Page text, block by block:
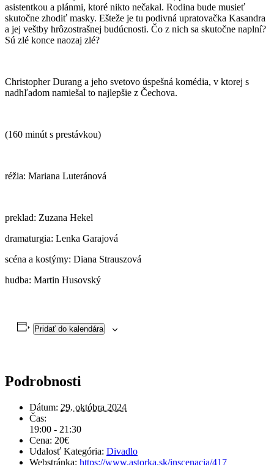
asistentkou a plánmi, ktoré nikto nečakal. Rodina bude musieť
skutočne zhodiť masky. Ešteže je tu podivná upratovačka Kasandra
a jej veštby hrôzostrašnej budúcnosti. Čo z nich sa skutočne naplní?
Sú zlé konce naozaj zlé?
Christopher Durang a jeho svetovo úspešná komédia, v ktorej s
nadhľadom namiešal to najlepšie z Čechova.
(160 minút s prestávkou)
réžia: Mariana Luteránová
preklad: Zuzana Hekel
dramaturgia: Lenka Garajová
scéna a kostýmy: Diana Strauszová
hudba: Martin Husovský
Pridať do kalendára
Podrobnosti
Dátum: 29. októbra 2024
Čas:
19:00 - 21:30
Cena: 20€
Udalosť Kategória: Divadlo
Webstránka: https://www.astorka.sk/inscenacia/417